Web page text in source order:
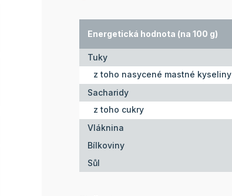
Energetická hodnota (na 100 g)
Tuky
z toho nasycené mastné kyseliny
Sacharidy
z toho cukry
Vláknina
Bílkoviny
Sůl